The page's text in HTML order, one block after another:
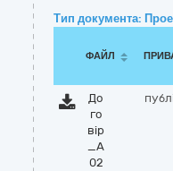
Тип документа:
ФАЙЛ
До
го
вір
_А
02